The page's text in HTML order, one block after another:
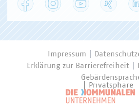
Impressum
Erklärung zur Barrierefreiheit
Privatsphäre